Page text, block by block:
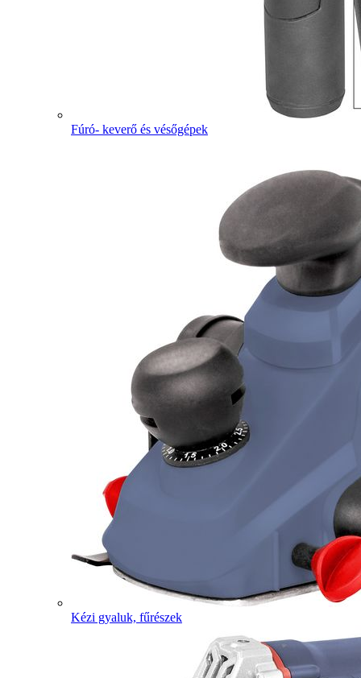
Fúró- keverő és vésőgépek
Kézi gyaluk, fűrészek